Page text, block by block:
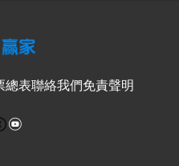
總表聯絡我們免責聲明